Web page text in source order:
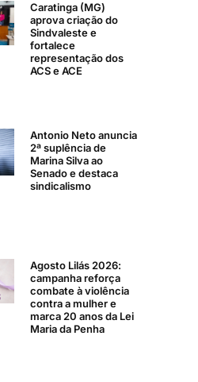
Caratinga (MG)
aprova criação do
Sindvaleste e
fortalece
representação dos
ACS e ACE
Antonio Neto anuncia
2ª suplência de
Marina Silva ao
Senado e destaca
sindicalismo
Agosto Lilás 2026:
campanha reforça
combate à violência
contra a mulher e
marca 20 anos da Lei
Maria da Penha